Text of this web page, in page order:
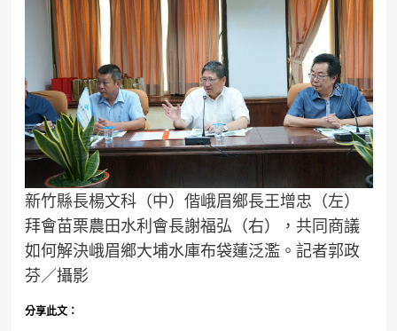
新竹縣長楊文科（中）偕峨眉鄉長王增忠（左）
拜會苗栗農田水利會長謝福弘（右），共同商議
如何解決峨眉鄉大埔水庫布袋蓮泛濫。記者郭政
芬／攝影
分享此文：